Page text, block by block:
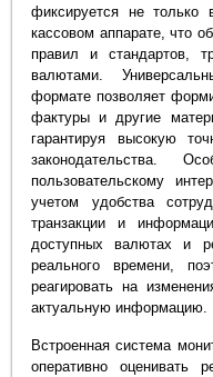
фиксируется не
кассовом аппарате, что
правил и стандартов,
валютами.
формате позволяет
фактуры и другие
гарантируя высокую
законодательства.
пользовательскому
учетом удобства
транзакции и
доступных валютах и
реального времени,
реагировать на
актуальную информацию.
Встроенная система
оперативно оценивать